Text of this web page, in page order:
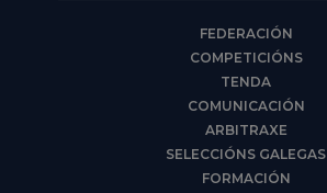
FEDERACIÓN
COMPETICIÓNS
TENDA
COMUNICACIÓN
ARBITRAXE
SELECCIÓNS GALEGAS
FORMACIÓN